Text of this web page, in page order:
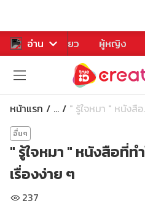
อ่าน
หาร ท่องเที่ยว ผู้หญิง
หน้าแรก ... " รู้ใจหมา " หนังสือ
อื่นๆ
" รู้ใจหมา " หนังสือที่ท
เรื่องง่าย ๆ
237